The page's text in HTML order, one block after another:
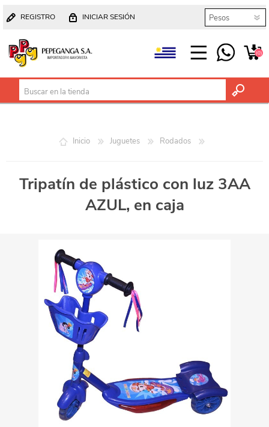
REGISTRO INICIAR SESIÓN
(0)
Inicio Juguetes Rodados
Tripatín de plástico con luz 3AA
AZUL, en caja